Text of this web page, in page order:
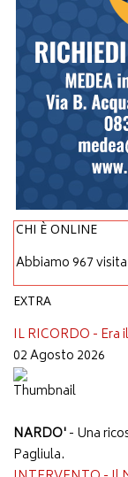
CHI È ONLINE
Abbiamo 967
EXTRA
IL RICORDO - Era
02 Agosto 2026
NARDO'- Una
Pagliula.